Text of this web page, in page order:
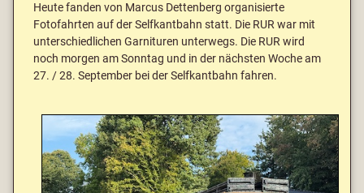
Heute fanden von Marcus Dettenberg organisierte
Fotofahrten auf der Selfkantbahn statt. Die RUR war mit
unterschiedlichen Garnituren unterwegs. Die RUR wird
noch morgen am Sonntag und in der nächsten Woche am
27. / 28. September bei der Selfkantbahn fahren.